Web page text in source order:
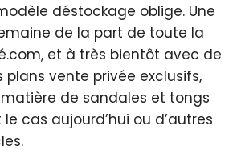
déstockage oblige. Une
de la part de toute la
et à très bientôt avec de
plans vente privée exclusifs,
de sandales et tongs
cas aujourd’hui ou d’autres